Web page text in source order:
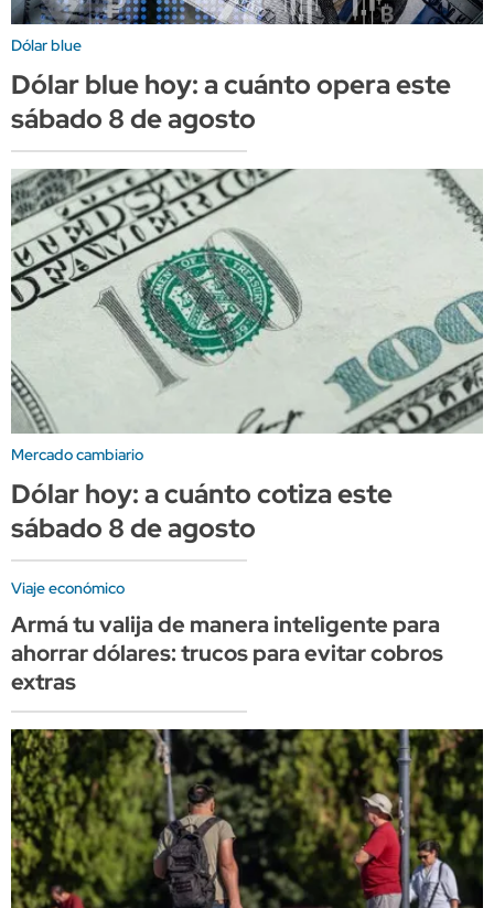
Dólar blue
Dólar blue hoy: a cuánto opera este
sábado 8 de agosto
Mercado cambiario
Dólar hoy: a cuánto cotiza este
sábado 8 de agosto
Viaje económico
Armá tu valija de manera inteligente para
ahorrar dólares: trucos para evitar cobros
extras